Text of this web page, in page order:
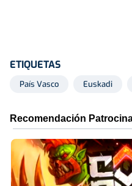
ETIQUETAS
País Vasco Euskadi